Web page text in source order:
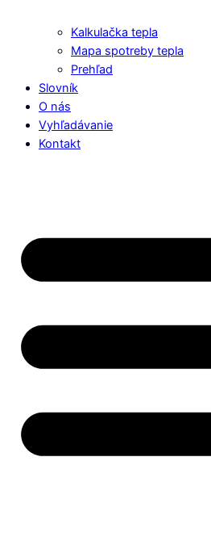
Kalkulačka tepla
Mapa spotreby tepla
Prehľad
Slovník
O nás
Vyhľadávanie
Kontakt